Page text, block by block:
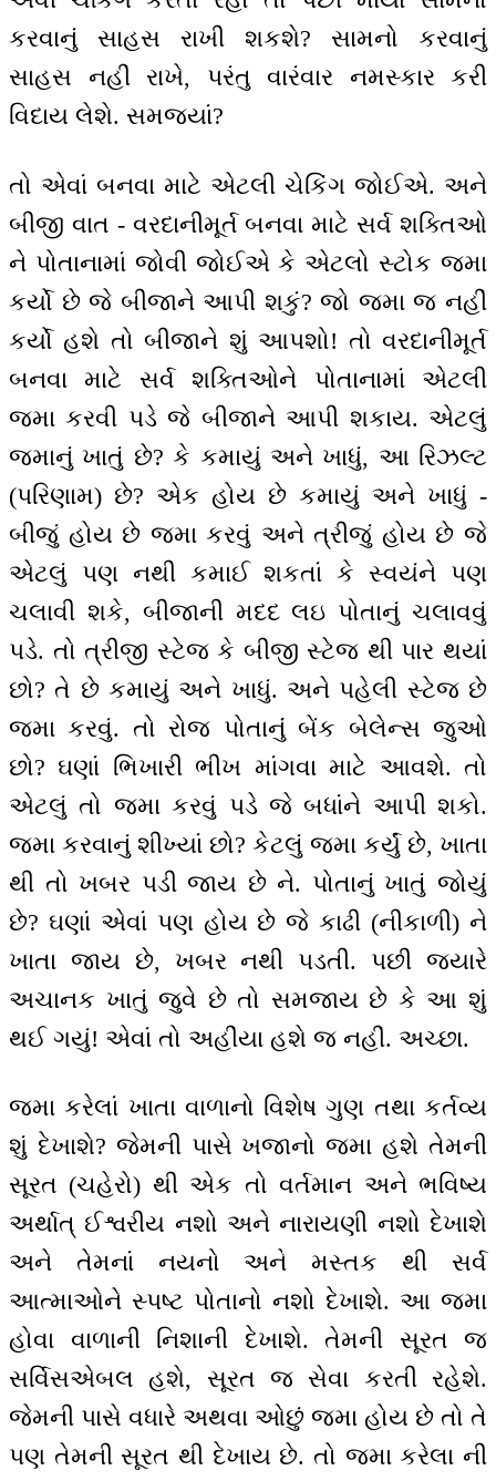
કરવાનું સાહસ રાખી શકશે? સામનો કરવાનું
સાહસ નહીં રાખે, પરંતુ વારંવાર નમસ્કાર કરી
વિદાય લેશે. સમજ્યાં?
તો એવાં બનવા માટે એટલી ચેકિંગ જોઈએ. અને
બીજી વાત - વરદાનીમૂર્ત બનવા માટે સર્વ શક્તિઓ
ને પોતાનામાં જોવી જોઈએ કે એટલો સ્ટોક જમા
કર્યો છે જે બીજાને આપી શકું? જો જમા જ નહીં
કર્યો હશે તો બીજાને શું આપશો! તો વરદાનીમૂર્ત
બનવા માટે સર્વ શક્તિઓને પોતાનામાં એટલી
જમા કરવી પડે જે બીજાને આપી શકાય. એટલું
જમાનું ખાતું છે? કે કમાયું અને ખાધું, આ રિઝલ્ટ
(પરિણામ) છે? એક હોય છે કમાયું અને ખાધું -
બીજું હોય છે જમા કરવું અને ત્રીજું હોય છે જે
એટલું પણ નથી કમાઈ શકતાં કે સ્વયંને પણ
ચલાવી શકે, બીજાની મદદ લઇ પોતાનું ચલાવવું
પડે. તો ત્રીજી સ્ટેજ કે બીજી સ્ટેજ થી પાર થયાં
છો? તે છે કમાયું અને ખાધું. અને પહેલી સ્ટેજ છે
જમા કરવું. તો રોજ પોતાનુંં બેંક બેલેન્સ જુઓ
છો? ઘણાં ભિખારી ભીખ માંગવા માટે આવશે. તો
એટલું તો જમા કરવું પડે જે બધાંને આપી શકો.
જમા કરવાનું શીખ્યાં છો? કેટલું જમા કર્યું છે, ખાતા
થી તો ખબર પડી જાય છે ને. પોતાનું ખાતું જોયું
છે? ઘણાં એવાં પણ હોય છે જે કાઢી (નીકાળી) ને
ખાતા જાય છે, ખબર નથી પડતી. પછી જ્યારે
અચાનક ખાતું જુવે છે તો સમજાય છે કે આ શું
થઈ ગયું! એવાં તો અહીંયા હશે જ નહીં. અચ્છા.
જમા કરેલાં ખાતા વાળાનો વિશેષ ગુણ તથા કર્તવ્ય
શું દેખાશે? જેમની પાસે ખજાનો જમા હશે તેમની
સૂરત (ચહેરો) થી એક તો વર્તમાન અને ભવિષ્ય
અર્થાત્ ઈશ્વરીય નશો અને નારાયણી નશો દેખાશે
અને તેમનાં નયનો અને મસ્તક થી સર્વ
આત્માઓને સ્પષ્ટ પોતાનો નશો દેખાશે. આ જમા
હોવા વાળાની નિશાની દેખાશે. તેમની સૂરત જ
સર્વિસએબલ હશે, સૂરત જ સેવા કરતી રહેશે.
જેમની પાસે વધારે અથવા ઓછું જમા હોય છે તો તે
પણ તેમની સૂરત થી દેખાય છે. તો જમા કરેલા ની